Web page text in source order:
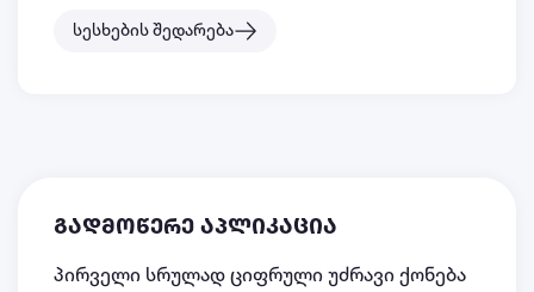
სესხების შედარება
გადმოწერე აპლიკაცია
პირველი სრულად ციფრული უძრავი ქონება